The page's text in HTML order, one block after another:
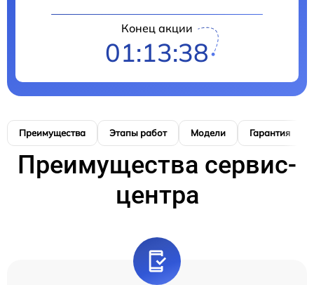
Конец акции
01:13:37
Преимущества Этапы работ Модели Гарантия
Преимущества сервис-
центра